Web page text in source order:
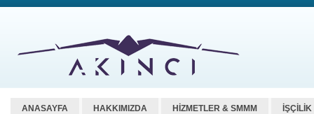
ANASAYFA HAKKIMIZDA HİZMETLER & SMMM